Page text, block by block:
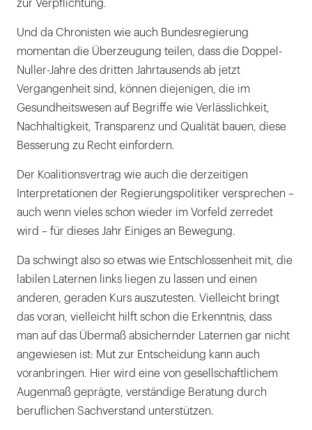
zur Verpflichtung.
Und da Chronisten wie auch Bundesregierung
momentan die Überzeugung teilen, dass die Doppel-
Nuller-Jahre des dritten Jahrtausends ab jetzt
Vergangenheit sind, können diejenigen, die im
Gesundheitswesen auf Begriffe wie Verlässlichkeit,
Nachhaltigkeit, Transparenz und Qualität bauen, diese
Besserung zu Recht einfordern.
Der Koalitionsvertrag wie auch die derzeitigen
Interpretationen der Regierungspolitiker versprechen –
auch wenn vieles schon wieder im Vorfeld zerredet
wird – für dieses Jahr Einiges an Bewegung.
Da schwingt also so etwas wie Entschlossenheit mit, die
labilen Laternen links liegen zu lassen und einen
anderen, geraden Kurs auszutesten. Vielleicht bringt
das voran, vielleicht hilft schon die Erkenntnis, dass
man auf das Übermaß absichernder Laternen gar nicht
angewiesen ist: Mut zur Entscheidung kann auch
voranbringen. Hier wird eine von gesellschaftlichem
Augenmaß geprägte, verständige Beratung durch
beruflichen Sachverstand unterstützen.